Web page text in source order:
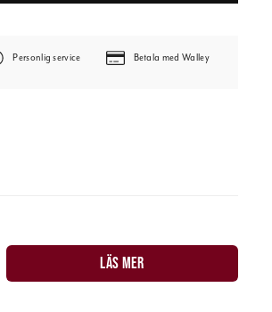
Personlig service Betala med Walley
LÄS MER